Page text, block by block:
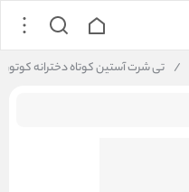
/ تی شرت آستین کوتاه دخترانه کوتون Koton کد 6SKG10055AK